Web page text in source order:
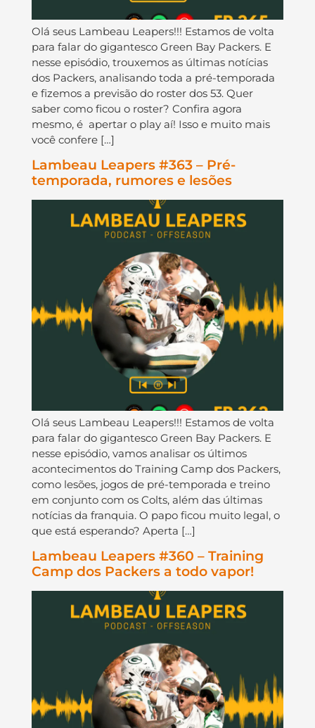
Olá seus Lambeau Leapers!!! Estamos de volta
para falar do gigantesco Green Bay Packers. E
nesse episódio, trouxemos as últimas notícias
dos Packers, analisando toda a pré-temporada
e fizemos a previsão do roster dos 53. Quer
saber como ficou o roster? Confira agora
mesmo, é apertar o play aí! Isso e muito mais
você confere […]
Lambeau Leapers #363 – Pré-
temporada, rumores e lesões
Olá seus Lambeau Leapers!!! Estamos de volta
para falar do gigantesco Green Bay Packers. E
nesse episódio, vamos analisar os últimos
acontecimentos do Training Camp dos Packers,
como lesões, jogos de pré-temporada e treino
em conjunto com os Colts, além das últimas
notícias da franquia. O papo ficou muito legal, o
que está esperando? Aperta […]
Lambeau Leapers #360 – Training
Camp dos Packers a todo vapor!